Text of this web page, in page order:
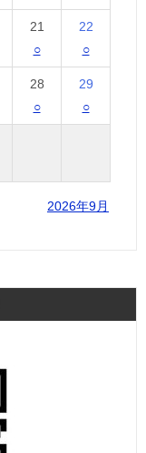
21
○
22
○
28
○
29
○
2026年9月